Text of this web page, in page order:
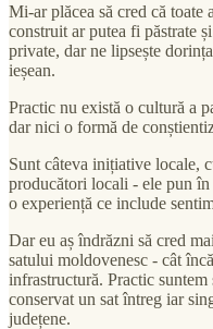
Mi-ar plăcea să cred că toate
construit ar putea fi păstrate
private, dar ne lipsește
ieșean.
Practic nu există o cultură a
dar nici o formă de
Sunt câteva inițiative locale,
producători locali - ele pun
o experiență ce include
Dar eu aș îndrăzni să cred
satului moldovenesc - cât
infrastructură. Practic
conservat un sat întreg iar
județene.